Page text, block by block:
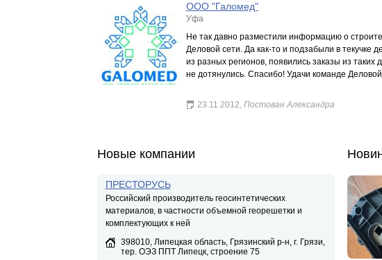
ООО "Галомед"
Уфа
Не так давно разместили информацию о
Деловой сети. Да как-то и подзабыли в текучке
из разных регионов, появились заказы из
не дотянулись. Спасибо! Удачи команде
23.11.2012, Постован Александра
Новые компании
ПРЕСТОРУСЬ
Российский производитель геосинтетических
материалов, в частности объемной георешетки и
комплектующих к ней
398010, Липецкая область, Грязинский р-н, г. Грязи,
тер. ОЭЗ ППТ Липецк, строение 75